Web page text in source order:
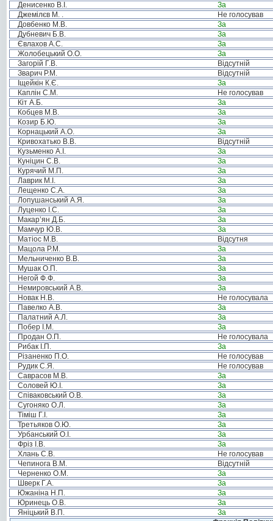
Денисенко В.І.
За
Джемілєв М. .
Не голосував
Довбенко М.В.
За
Дубневич Б.В.
За
Євлахов А.С.
За
Жолобецький О.О.
За
Загорій Г.В.
Відсутній
Зварич Р.М.
Відсутній
Іщейкін К.Є.
За
Каплін С.М.
Не голосував
Кіт А.Б.
За
Кобцев М.В.
За
Козир Б.Ю.
За
Корнацький А.О.
За
Кривохатько В.В.
Відсутній
Кузьменко А.І.
За
Куніцин С.В.
За
Курячий М.П.
За
Лаврик М.І.
За
Лещенко С.А.
За
Лопушанський А.Я.
За
Луценко І.С.
За
Макар’ян Д.Б.
За
Мамчур Ю.В.
За
Матіос М.В.
Відсутня
Мацола Р.М.
За
Мельниченко В.В.
За
Мушак О.П.
За
Негой Ф.Ф.
За
Немировський А.В.
За
Новак Н.В.
Не голосувала
Павелко А.В.
За
Палатний А.Л.
За
Побер І.М.
За
Продан О.П.
Не голосувала
Рибак І.П.
За
Різаненко П.О.
Не голосував
Рудик С.Я.
Не голосував
Саврасов М.В.
За
Соловей Ю.І.
За
Співаковський О.В.
За
Сугоняко О.Л.
За
Тіміш Г.І.
За
Третьяков О.Ю.
За
Урбанський О.І.
За
Фріз І.В.
За
Хлань С.В.
Не голосував
Чепинога В.М.
Відсутній
Черненко О.М.
За
Шверк Г.А.
За
Южаніна Н.П.
За
Юринець О.В.
За
Яніцький В.П.
За